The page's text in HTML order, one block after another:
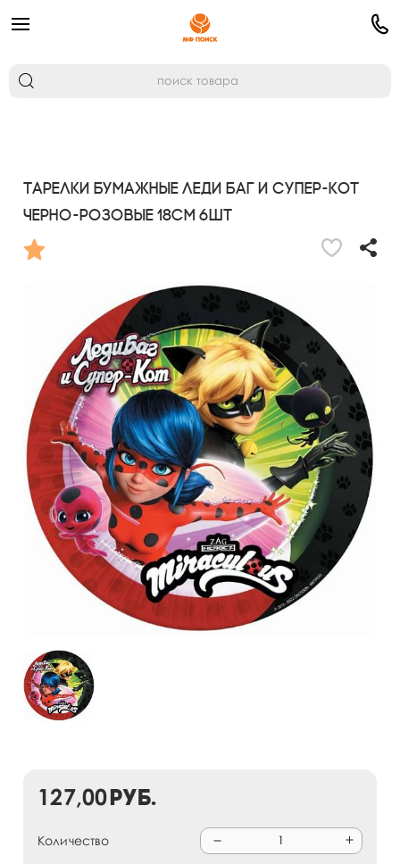
Тарелки бумажные Леди Баг и Супер-Кот
черно-розовые 18см 6шт
127,00руб.
Количество